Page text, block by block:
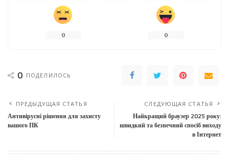
0 0
0 ПОДЕЛИЛОСЬ
ПРЕДЫДУЩАЯ СТАТЬЯ
Антивірусні рішення для захисту
вашого ПК
СЛЕДУЮЩАЯ СТАТЬЯ
Найкращий браузер 2025 року:
швидкий та безпечний спосіб виходу
в Інтернет